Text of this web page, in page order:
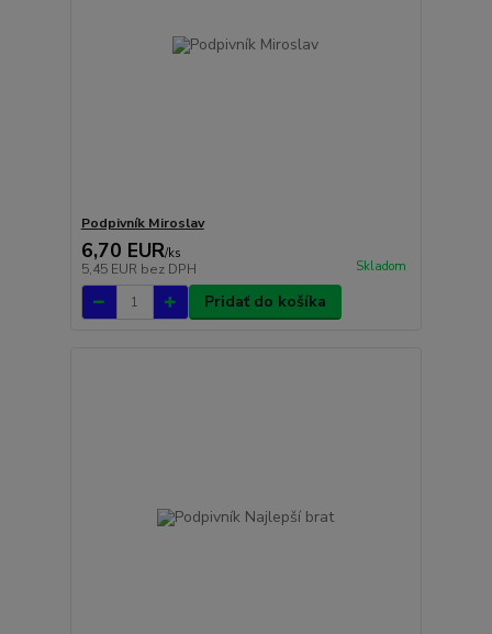
Podpivník Miroslav
6,70 EUR/ks
5,45 EUR bez DPH Skladom
Pridať do košíka